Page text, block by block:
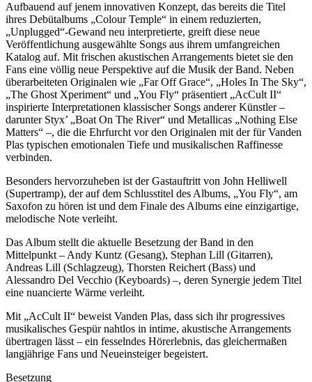
Aufbauend auf jenem innovativen Konzept, das bereits die Titel
ihres Debütalbums „Colour Temple“ in einem reduzierten,
„Unplugged“-Gewand neu interpretierte, greift diese neue
Veröffentlichung ausgewählte Songs aus ihrem umfangreichen
Katalog auf. Mit frischen akustischen Arrangements bietet sie den
Fans eine völlig neue Perspektive auf die Musik der Band. Neben
überarbeiteten Originalen wie „Far Off Grace“, „Holes In The Sky“,
„The Ghost Xperiment“ und „You Fly“ präsentiert „AcCult II“
inspirierte Interpretationen klassischer Songs anderer Künstler –
darunter Styx’ „Boat On The River“ und Metallicas „Nothing Else
Matters“ –, die die Ehrfurcht vor den Originalen mit der für Vanden
Plas typischen emotionalen Tiefe und musikalischen Raffinesse
verbinden.
Besonders hervorzuheben ist der Gastauftritt von John Helliwell
(Supertramp), der auf dem Schlusstitel des Albums, „You Fly“, am
Saxofon zu hören ist und dem Finale des Albums eine einzigartige,
melodische Note verleiht.
Das Album stellt die aktuelle Besetzung der Band in den
Mittelpunkt – Andy Kuntz (Gesang), Stephan Lill (Gitarren),
Andreas Lill (Schlagzeug), Thorsten Reichert (Bass) und
Alessandro Del Vecchio (Keyboards) –, deren Synergie jedem Titel
eine nuancierte Wärme verleiht.
Mit „AcCult II“ beweist Vanden Plas, dass sich ihr progressives
musikalisches Gespür nahtlos in intime, akustische Arrangements
übertragen lässt – ein fesselndes Hörerlebnis, das gleichermaßen
langjährige Fans und Neueinsteiger begeistert.
Besetzung